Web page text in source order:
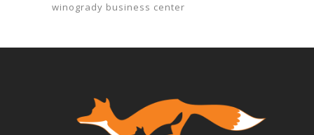
winogrady business center